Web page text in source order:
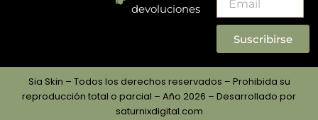
devoluciones
Suscribirse
Sia Skin – Todos los derechos reservados – Prohibida su
reproducción total o parcial – Año 2026 – Desarrollado por
saturnixdigital.com